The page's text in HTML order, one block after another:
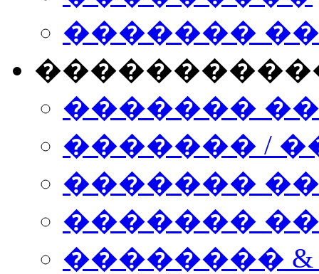
�������
�������
������� /
�������
������� ���
��������